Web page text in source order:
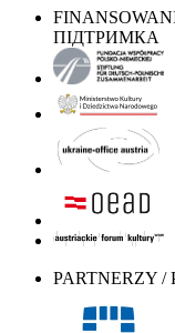
ПІДТРИМКА
PARTNERZY